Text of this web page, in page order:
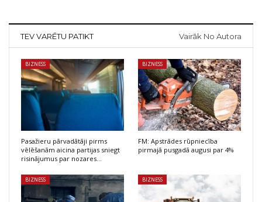
TEV VARĒTU PATIKT Vairāk No Autora
BIZNESS
Pasažieru pārvadātāji pirms
vēlēšanām aicina partijas sniegt
risinājumus par nozares…
BIZNESS
FM: Apstrādes rūpniecība
pirmajā pusgadā augusi par 4%
BIZNESS BIZNESS